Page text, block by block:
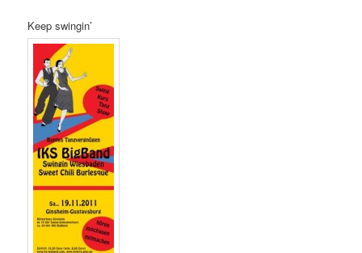
Keep swingin’